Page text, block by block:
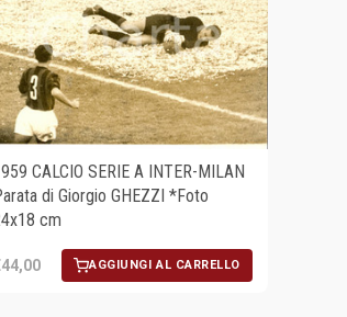
CALCIO SERIE A INTER-MILAN
di Giorgio GHEZZI *Foto
cm
AGGIUNGI AL CARRELLO